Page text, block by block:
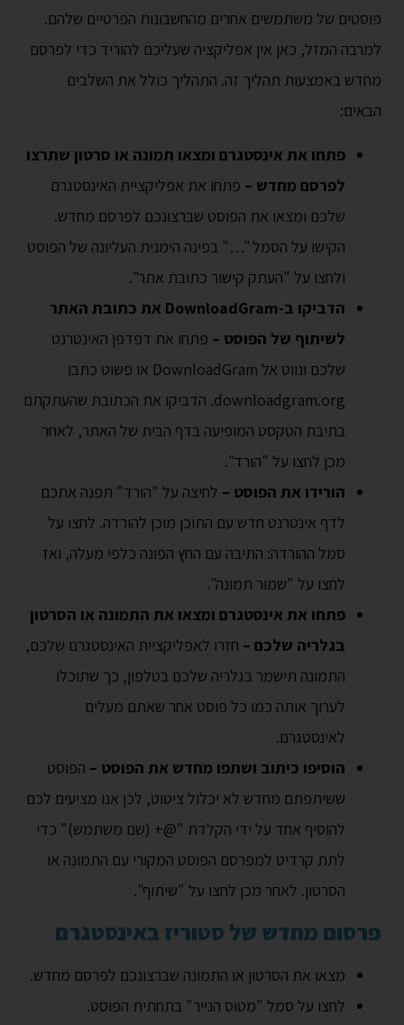
פוסטים של משתמשים אחרים מהחשבונות הפרטיים שלהם.
למרבה המזל, כאן אין אפליקציה שעליכם להוריד כדי לפרסם
מחדש באמצעות תהליך זה. התהליך כולל את השלבים
הבאים:
פתחו את אינסטגרם ומצאו תמונה או סרטון שתרצו
לפרסם מחדש – פתחו את אפליקציית האינסטגרם
שלכם ומצאו את הפוסט שברצונכם לפרסם מחדש.
הקישו על הסמל "…" בפינה הימנית העליונה של הפוסט
ולחצו על "העתק קישור כתובת אתר".
הדביקו ב-DownloadGram את כתובת האתר
לשיתוף של הפוסט – פתחו את דפדפן האינטרנט
שלכם ונווט אל DownloadGram או פשוט כתבו
downloadgram.org. הדביקו את הכתובת שהעתקתם
בתיבת הטקסט המופיעה בדף הבית של האתר, לאחר
מכן לחצו על "הורד".
הורידו את הפוסט – לחיצה על "הורד" תפנה אתכם
לדף אינטרנט חדש עם התוכן מוכן להורדה. לחצו על
סמל ההורדה: התיבה עם החץ הפונה כלפי מעלה, ואז
לחצו על "שמור תמונה".
פתחו את אינסטגרם ומצאו את התמונה או הסרטון
בגלריה שלכם – חזרו לאפליקציית האינסטגרם שלכם,
התמונה תישמר בגלריה שלכם בטלפון, כך שתוכלו
לערוך אותה כמו כל פוסט אחר שאתם מעלים
לאינסטגרם.
הוסיפו כיתוב ושתפו מחדש את הפוסט – הפוסט
ששיתפתם מחדש לא יכלול ציטוט, לכן אנו מציעים לכם
להוסיף אחד על ידי הקלדת "@+ (שם משתמש)" כדי
לתת קרדיט למפרסם הפוסט המקורי עם התמונה או
הסרטון. לאחר מכן לחצו על "שיתוף".
פרסום מחדש של סטוריז באינסטגרם
מצאו את הסרטון או התמונה שברצונכם לפרסם מחדש.
לחצו על סמל "מטוס הנייר" בתחתית הפוסט.